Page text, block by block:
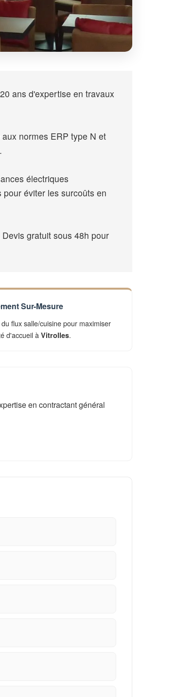
ans d'expertise en travaux
normes ERP type N et
électriques
éviter les surcoûts en
gratuit sous 48h pour
Sur-Mesure
flux salle/cuisine pour maximiser
d'accueil à Vitrolles.
en contractant général